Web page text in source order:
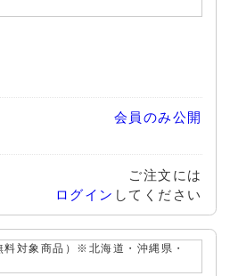
会員のみ公開
ご注文には
ログイン してください
対象商品）※北海道・沖縄県・